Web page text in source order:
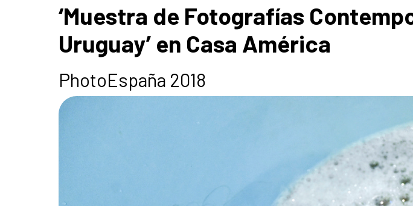
‘Muestra de Fotografías
Uruguay’ en Casa América
PhotoEspaña 2018